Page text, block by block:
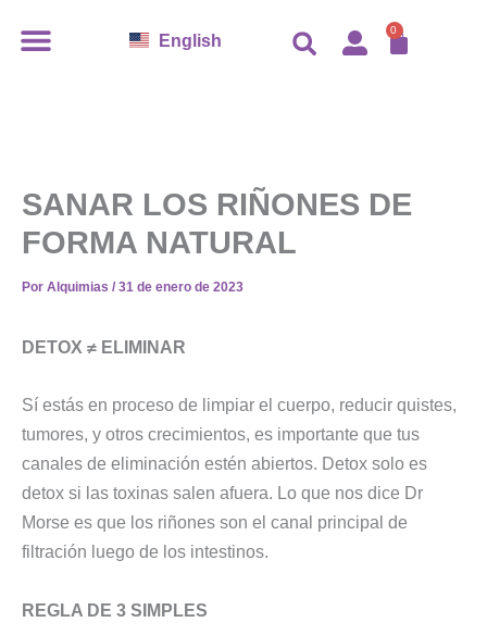
English 0
SANAR LOS RIÑONES DE
FORMA NATURAL
Por Alquimias / 31 de enero de 2023
DETOX ≠ ELIMINAR
Sí estás en proceso de limpiar el cuerpo, reducir quistes,
tumores, y otros crecimientos, es importante que tus
canales de eliminación estén abiertos. Detox solo es
detox si las toxinas salen afuera. Lo que nos dice Dr
Morse es que los riñones son el canal principal de
filtración luego de los intestinos.
REGLA DE 3 SIMPLES